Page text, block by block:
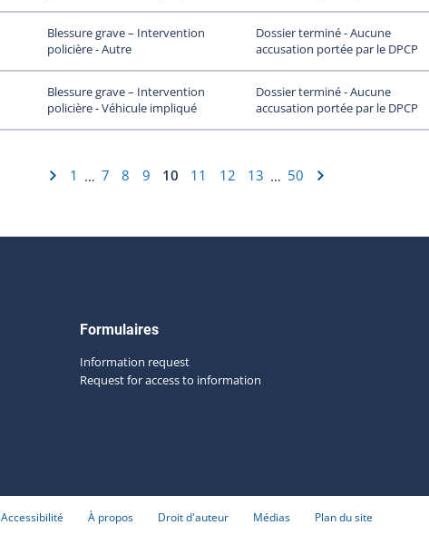
Blessure grave – Intervention
policière - Autre
Dossier terminé - Aucune
accusation portée par le DPCP
Blessure grave – Intervention
policière - Véhicule impliqué
Dossier terminé - Aucune
accusation portée par le DPCP
1 … 7 8 9 10 11 12 13 … 50
Formulaires
Information request
Request for access to information
Accessibilité À propos Droit d'auteur Médias Plan du site